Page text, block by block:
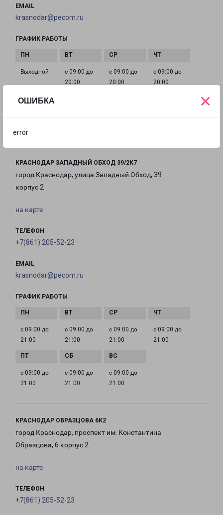
ОШИБКА
error
×
EMAIL
krasnodar@pecom.ru
ГРАФИК РАБОТЫ
Выходной
с 09:00 до
20:00
с 09:00 до
20:00
с 09:00 до
20:00
КРАСНОДАР ЗАПАДНЫЙ ОБХОД 39/2К7
город Краснодар, улица Западный Обход, 39
корпус 2
на карте
ТЕЛЕФОН
+7(861) 205-52-23
EMAIL
krasnodar@pecom.ru
ГРАФИК РАБОТЫ
с 09:00 до
21:00
с 09:00 до
21:00
с 09:00 до
21:00
с 09:00 до
21:00
с 09:00 до
21:00
с 09:00 до
21:00
с 09:00 до
21:00
КРАСНОДАР ОБРАЗЦОВА 6К2
город Краснодар, проспект им. Константина
Образцова, 6 корпус 2
на карте
ТЕЛЕФОН
+7(861) 205-52-23